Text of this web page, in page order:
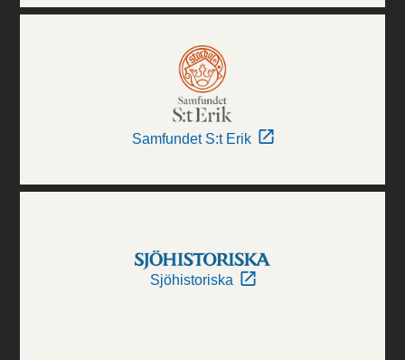
Samfundet S:t Erik
Sjöhistoriska